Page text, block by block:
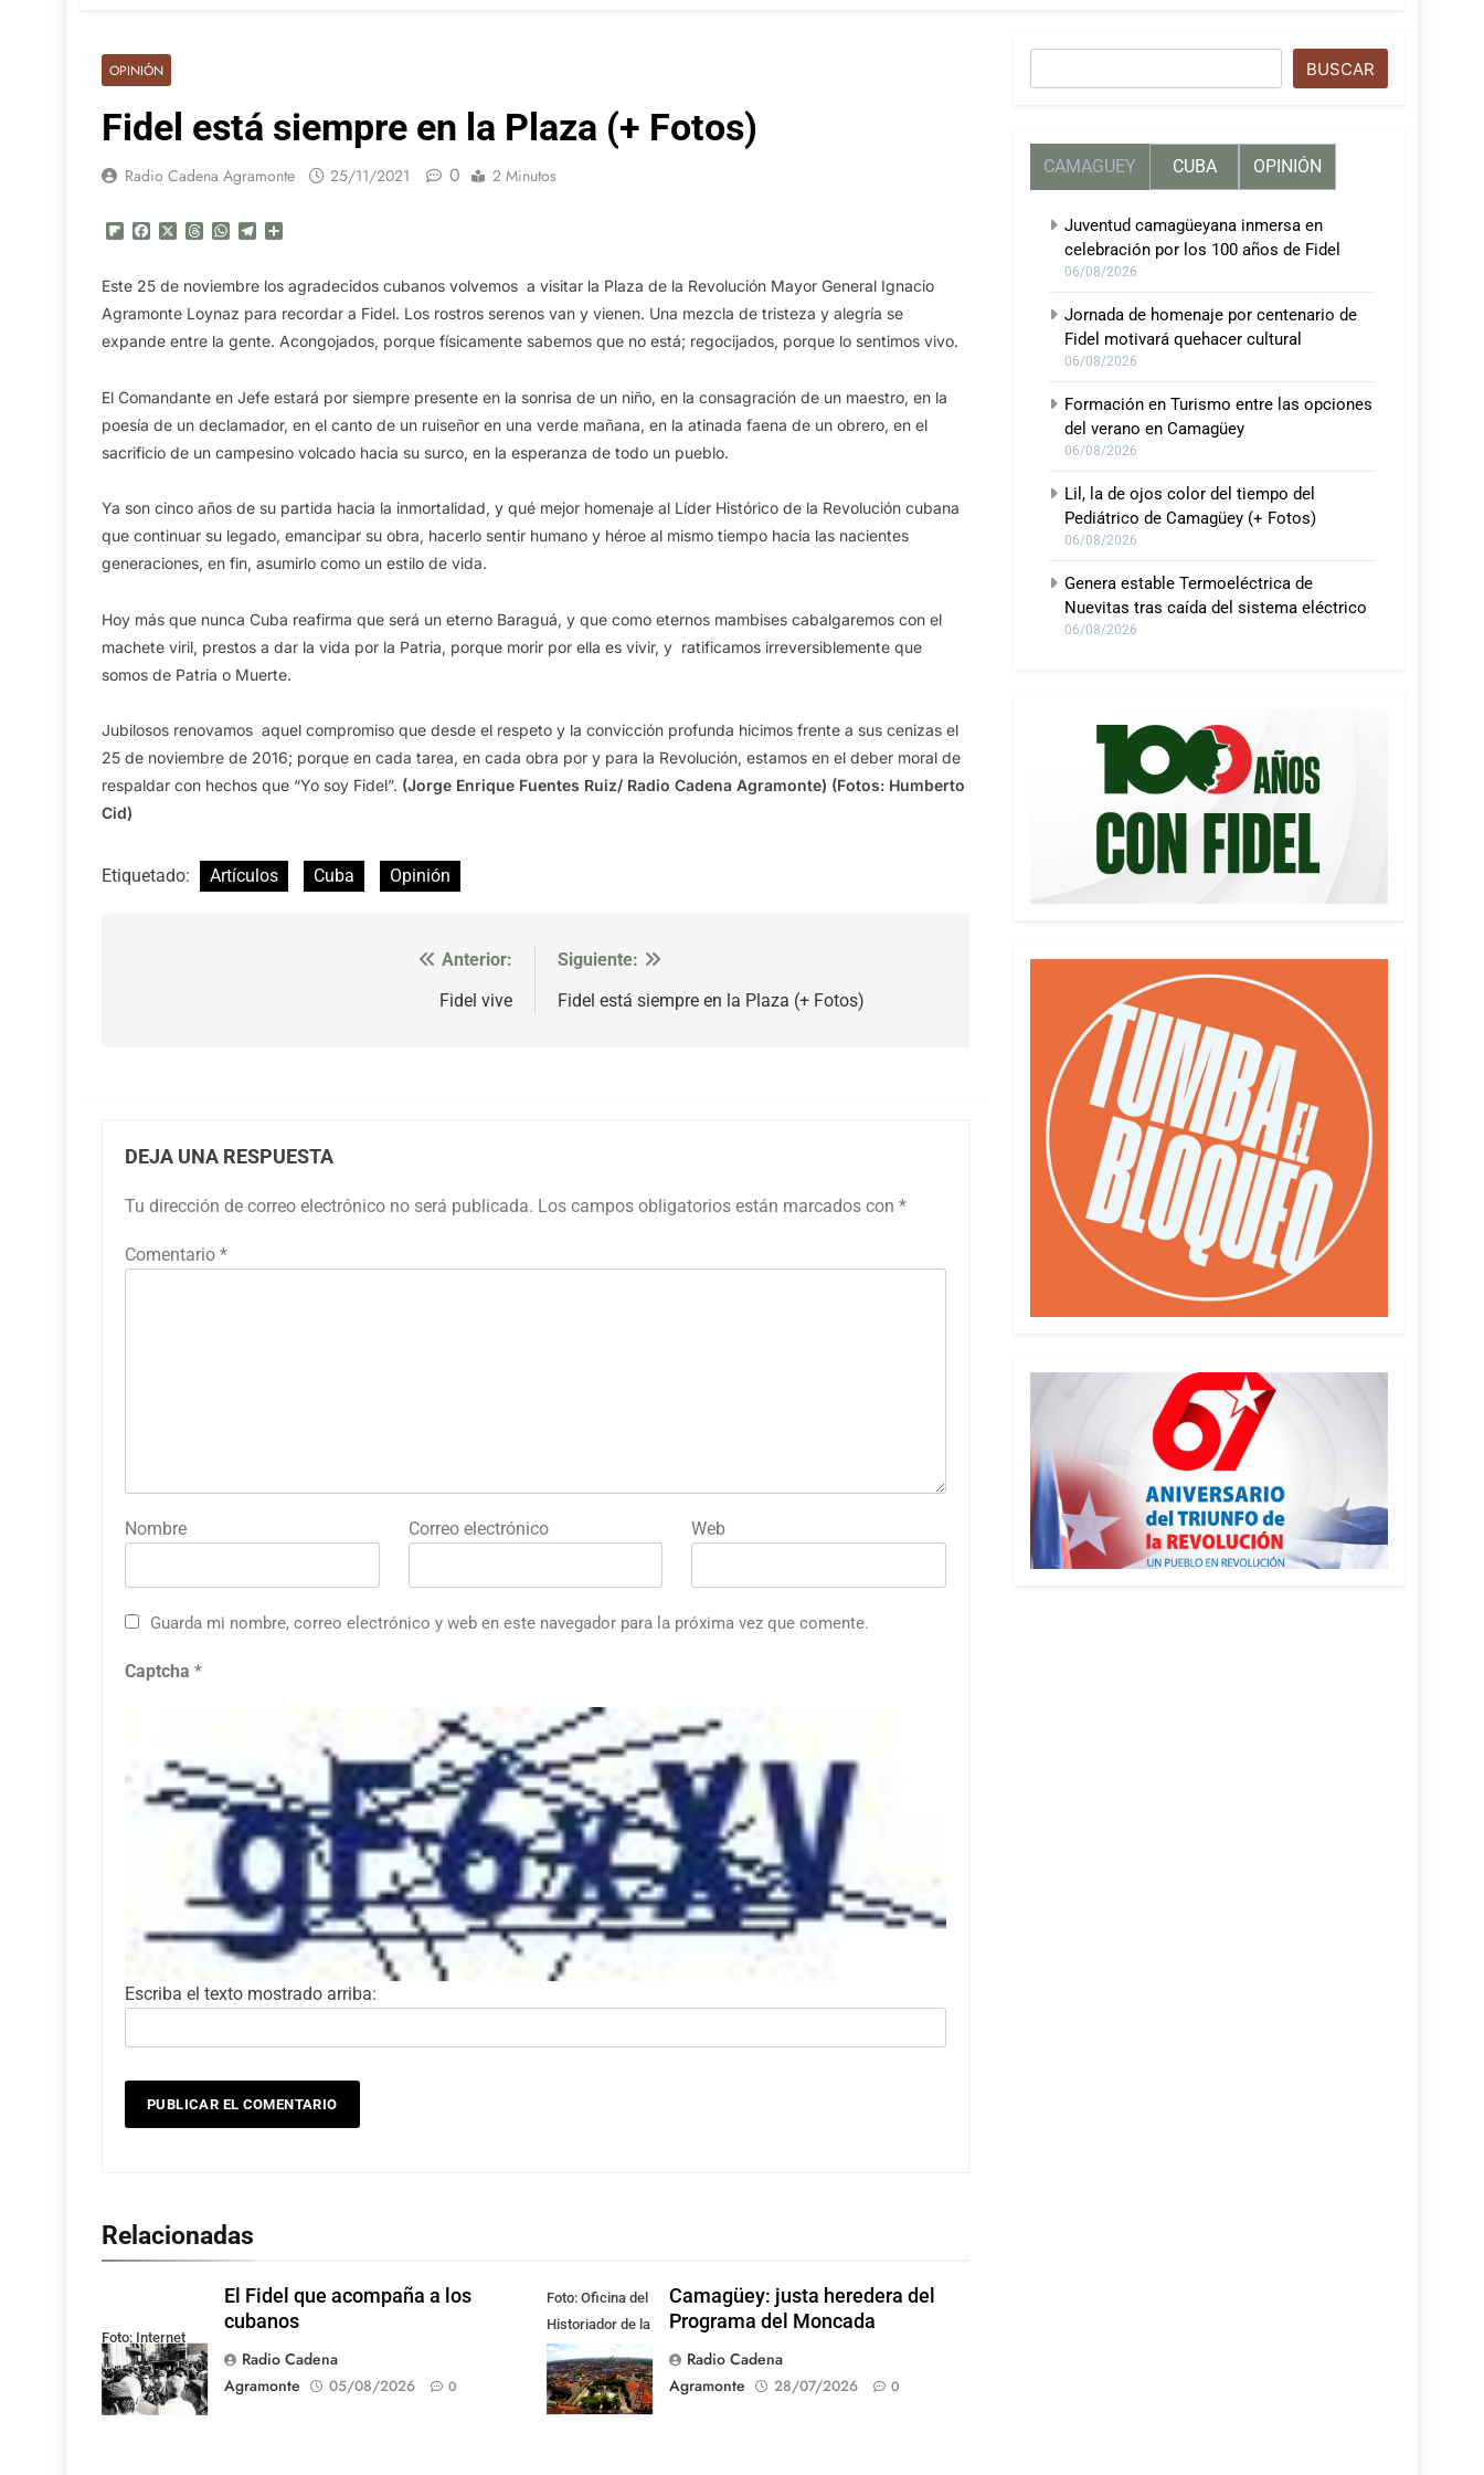
OPINIÓN
Fidel está siempre en la Plaza (+ Fotos)
Radio Cadena Agramonte 25/11/2021 0 2 Minutos
Flipboard
FacebookThreadsWhatsApp
Telegram
Este 25 de noviembre los agradecidos cubanos volvemos a visitar la Plaza de la Revolución Mayor General Ignacio
Agramonte Loynaz para recordar a Fidel. Los rostros serenos van y vienen. Una mezcla de tristeza y alegría se
expande entre la gente. Acongojados, porque físicamente sabemos que no está; regocijados, porque lo sentimos vivo.
El Comandante en Jefe estará por siempre presente en la sonrisa de un niño, en la consagración de un maestro, en la
poesía de un declamador, en el canto de un ruiseñor en una verde mañana, en la atinada faena de un obrero, en el
sacrificio de un campesino volcado hacia su surco, en la esperanza de todo un pueblo.
Ya son cinco años de su partida hacia la inmortalidad, y qué mejor homenaje al Líder Histórico de la Revolución cubana
que continuar su legado, emancipar su obra, hacerlo sentir humano y héroe al mismo tiempo hacia las nacientes
generaciones, en fin, asumirlo como un estilo de vida.
Hoy más que nunca Cuba reafirma que será un eterno Baraguá, y que como eternos mambises cabalgaremos con el
machete viril, prestos a dar la vida por la Patria, porque morir por ella es vivir, y ratificamos irreversiblemente que
somos de Patria o Muerte.
Jubilosos renovamos aquel compromiso que desde el respeto y la convicción profunda hicimos frente a sus cenizas el
25 de noviembre de 2016; porque en cada tarea, en cada obra por y para la Revolución, estamos en el deber moral de
respaldar con hechos que “Yo soy Fidel”. (Jorge Enrique Fuentes Ruiz/ Radio Cadena Agramonte) (Fotos: Humberto
Cid)
Etiquetado: Artículos Cuba Opinión
Anterior:
Fidel vive
Siguiente:
Fidel está siempre en la Plaza (+ Fotos)
DEJA UNA RESPUESTA
Tu dirección de correo electrónico no será publicada. Los campos obligatorios están marcados con *
Comentario *
Nombre Correo electrónico Web
Guarda mi nombre, correo electrónico y web en este navegador para la próxima vez que comente.
Captcha *
Escriba el texto mostrado arriba:
Relacionadas
Foto: Internet
El Fidel que acompaña a los
cubanos
Radio Cadena
Agramonte
05/08/2026 0
Foto: Oficina del
Historiador de la
Ciudad de
Camagüey
Camagüey: justa heredera del
Programa del Moncada
Radio Cadena
Agramonte
28/07/2026 0
BUSCAR
CAMAGUEY CUBA OPINIÓN
Juventud camagüeyana inmersa en
celebración por los 100 años de Fidel
06/08/2026
Jornada de homenaje por centenario de
Fidel motivará quehacer cultural
06/08/2026
Formación en Turismo entre las opciones
del verano en Camagüey
06/08/2026
Lil, la de ojos color del tiempo del
Pediátrico de Camagüey (+ Fotos)
06/08/2026
Genera estable Termoeléctrica de
Nuevitas tras caída del sistema eléctrico
06/08/2026